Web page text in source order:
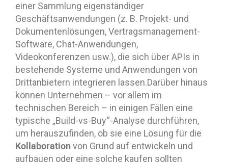
einer Sammlung eigenständiger
Geschäftsanwendungen (z. B. Projekt- und
Dokumentenlösungen, Vertragsmanagement-
Software, Chat-Anwendungen,
Videokonferenzen usw.), die sich über APIs in
bestehende Systeme und Anwendungen von
Drittanbietern integrieren lassen.Darüber hinaus
können Unternehmen – vor allem im
technischen Bereich – in einigen Fällen eine
typische „Build-vs-Buy“-Analyse durchführen,
um herauszufinden, ob sie eine Lösung für die
Kollaboration von Grund auf entwickeln und
aufbauen oder eine solche kaufen sollten